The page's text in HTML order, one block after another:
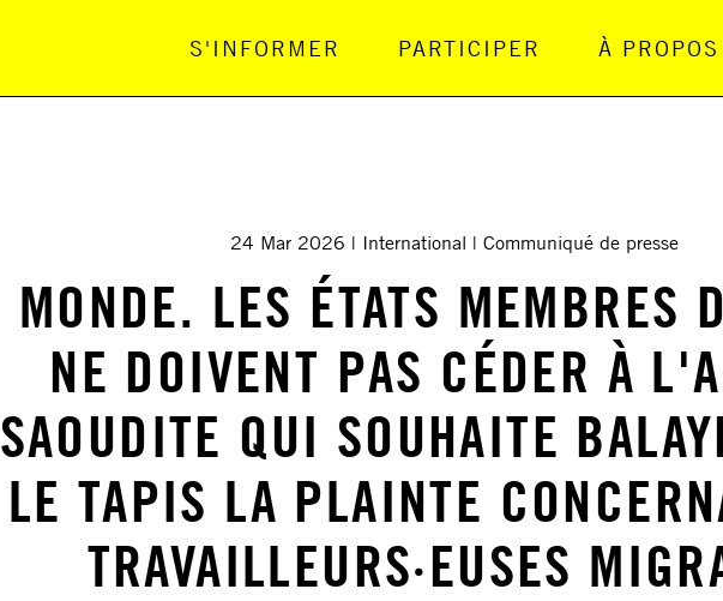
Navigation Principale
S'INFORMER PARTICIPER À PROPOS
24 Mar 2026 International Communiqué de presse
MONDE. LES ÉTATS MEMBRES
NE DOIVENT PAS CÉDER À
SAOUDITE QUI SOUHAITE
LE TAPIS LA PLAINTE
TRAVAILLEURS·EUSES